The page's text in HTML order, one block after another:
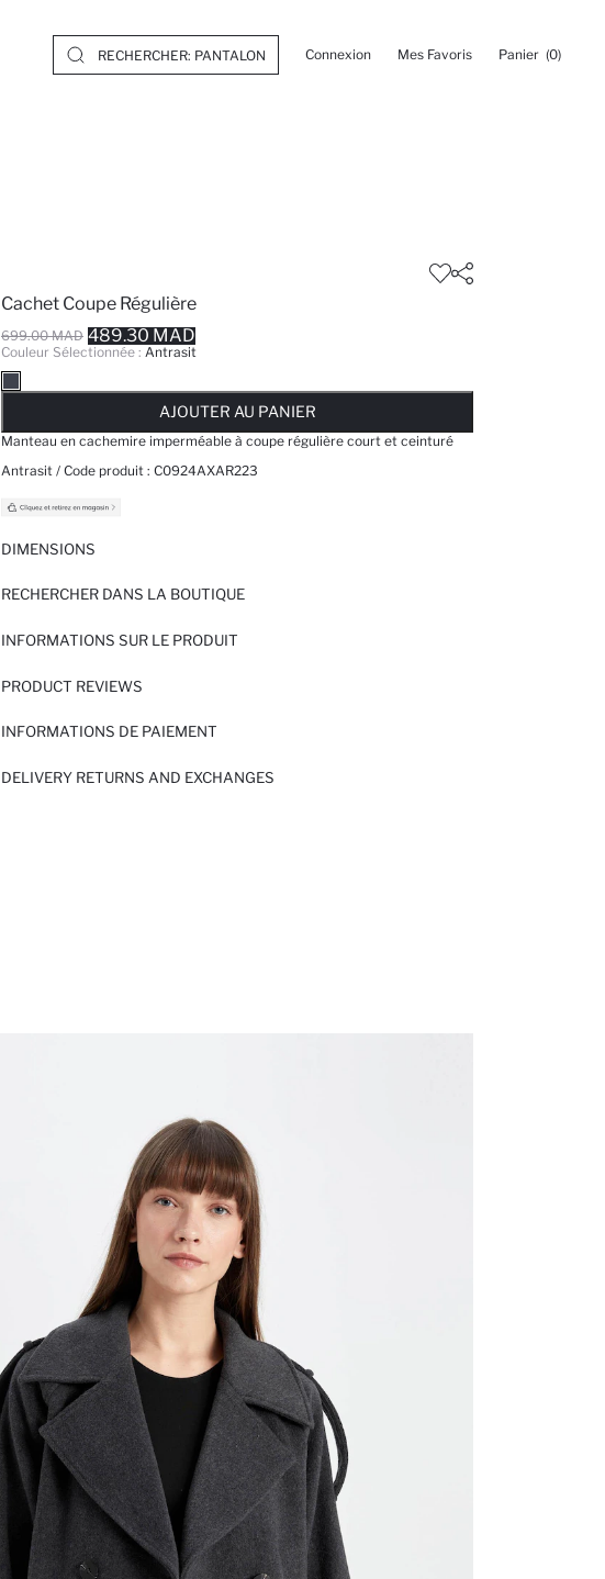
Connexion Mes Favoris Panier (0)
Cachet Coupe Régulière
699.00 MAD 489.30 MAD
Couleur Sélectionnée : Antrasit
AJOUTER AU PANIER
Manteau en cachemire imperméable à coupe régulière court et ceinturé
Antrasit / Code produit : C0924AXAR223
DIMENSIONS
RECHERCHER DANS LA BOUTIQUE
INFORMATIONS SUR LE PRODUIT
PRODUCT REVIEWS
INFORMATIONS DE PAIEMENT
DELIVERY RETURNS AND EXCHANGES